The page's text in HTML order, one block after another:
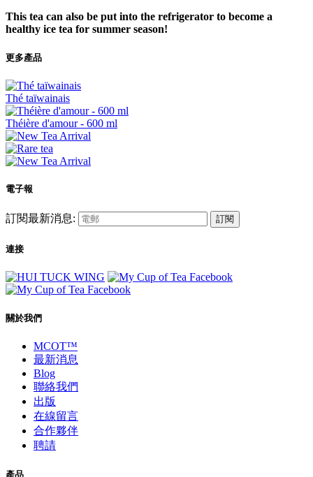
This tea can also be put into the refrigerator to become a
healthy ice tea for summer season!
更多產品
Thé taïwainais
Théière d'amour - 600 ml
電子報
訂閱最新消息: 訂閱
連接
關於我們
MCOT™
最新消息
Blog
聯絡我們
出版
在線留言
合作夥伴
聘請
產品